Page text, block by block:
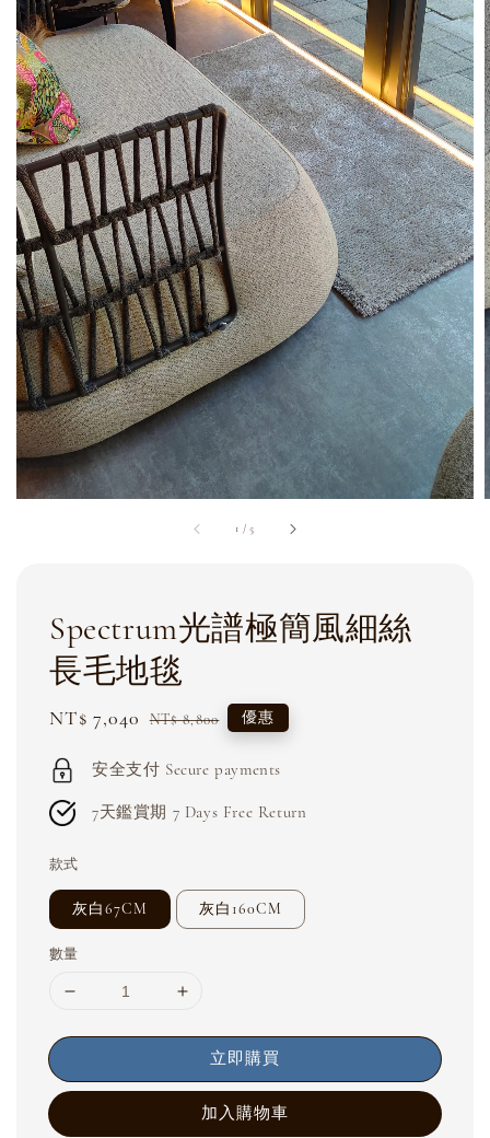
1 /5
Spectrum光譜極簡風細絲
長毛地毯
Sale
NT$ 7,040 Regular
NT$ 8,800 優惠
安全支付 Secure payments
7天鑑賞期 7 Days Free Return
款式
灰白67CM 灰白160CM
數量
立即購買
加入購物車